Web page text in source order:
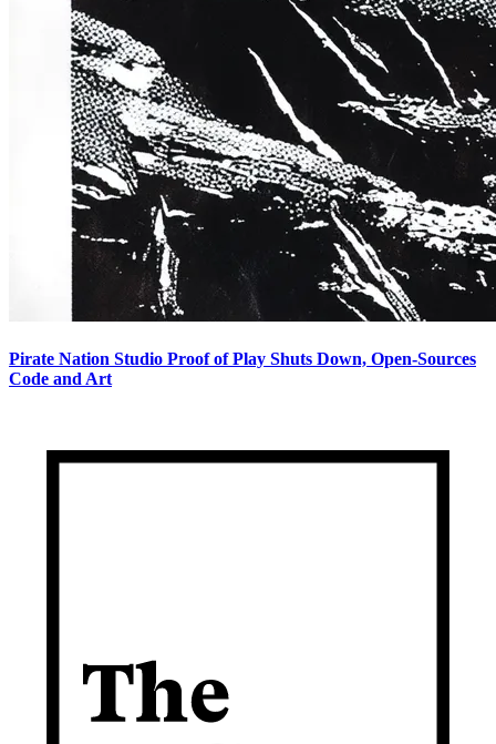
Pirate Nation Studio Proof of Play Shuts Down, Open-Sources
Code and Art